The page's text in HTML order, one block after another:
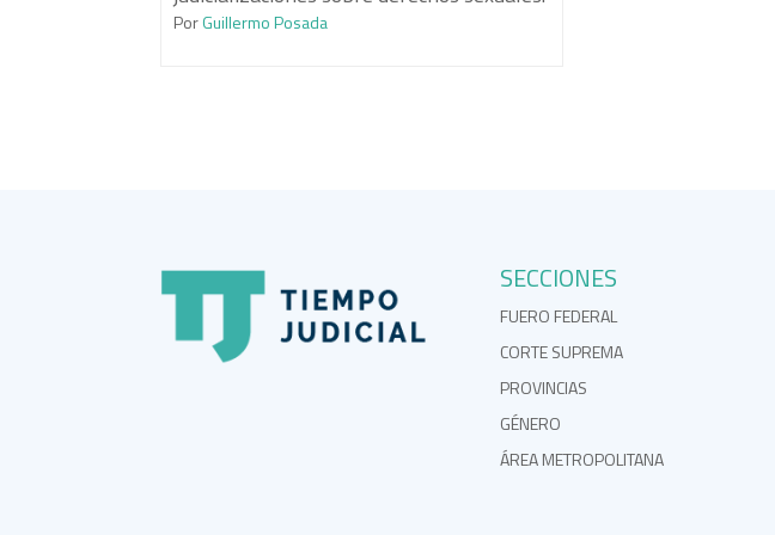
PorGuillermo Posada
SECCIONES
FUERO FEDERAL
CORTE SUPREMA
PROVINCIAS
GÉNERO
ÁREA METROPOLITANA